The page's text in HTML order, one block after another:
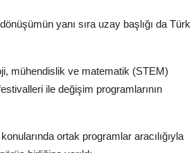
yanı sıra uzay başlığı da Türk
mühendislik ve matematik (STEM)
ile değişim programlarının
ortak programlar aracılığıyla